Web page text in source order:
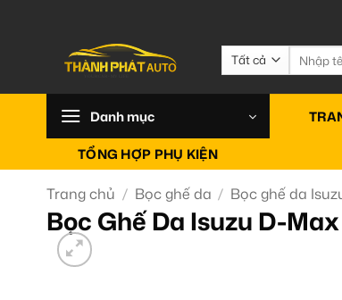
Tìm
kiếm:
Danh mục
TỔNG HỢP PHỤ KIỆN
Trang chủ / Bọc ghế da / Bọc ghế da
Bọc Ghế Da Isuzu D-